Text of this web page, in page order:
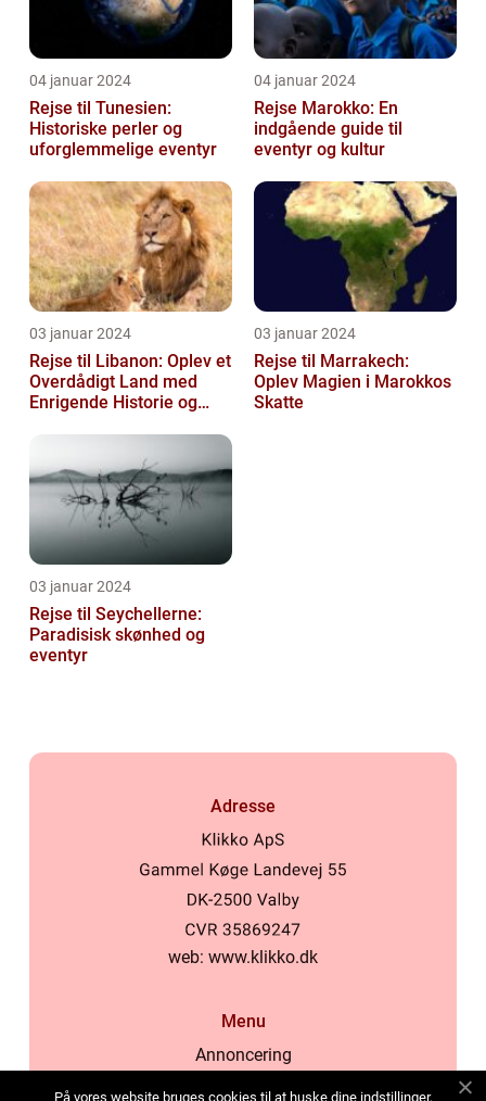
04 januar 2024
Rejse til Tunesien:
Historiske perler og
uforglemmelige eventyr
04 januar 2024
Rejse Marokko: En
indgående guide til
eventyr og kultur
03 januar 2024
Rejse til Libanon: Oplev et
Overdådigt Land med
Enrigende Historie og
03 januar 2024
Rejse til Marrakech:
Oplev Magien i Marokkos
Skatte
03 januar 2024
Rejse til Seychellerne:
Paradisisk skønhed og
eventyr
Adresse
web: www.klikko.dk
Menu
Annoncering
På vores website bruges cookies til at huske dine indstillinger,